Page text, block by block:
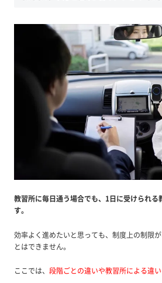
教習所に毎日通う場合でも、1日に受けられる
す。
効率よく進めたいと思っても、制度上の制限
とはできません。
ここでは、 段階ごとの違いや教習所による違い